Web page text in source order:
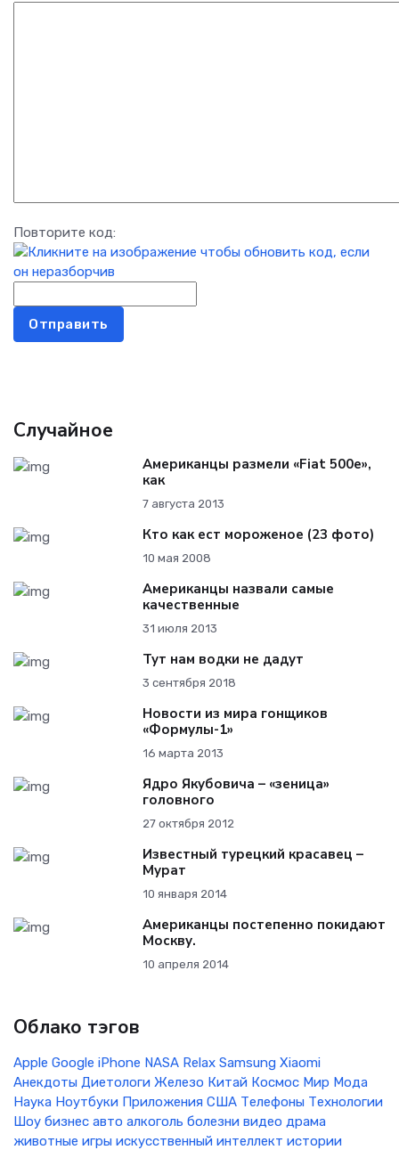
Повторите код:
Отправить
Случайное
Американцы размели «Fiat 500e»,
как
7 августа 2013
Кто как ест мороженое (23 фото)
10 мая 2008
Американцы назвали самые
качественные
31 июля 2013
Тут нам водки не дадут
3 сентября 2018
Новости из мира гонщиков
«Формулы-1»
16 марта 2013
Ядро Якубовича – «зеница»
головного
27 октября 2012
Известный турецкий красавец –
Мурат
10 января 2014
Американцы постепенно покидают
Москву.
10 апреля 2014
Облако тэгов
Apple Google iPhone NASA Relax Samsung Xiaomi
Анекдоты Диетологи Железо Китай Космос Мир Мода
Наука Ноутбуки Приложения США Телефоны Технологии
Шоу бизнес авто алкоголь болезни видео драма
животные игры искусственный интеллект истории